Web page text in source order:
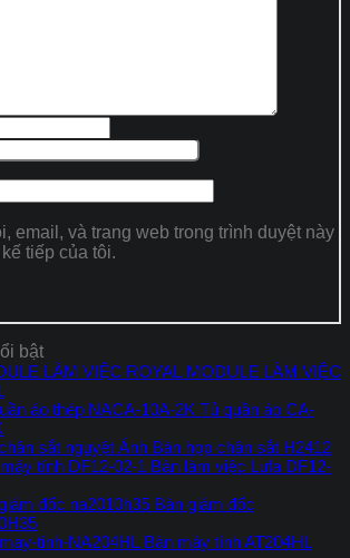
email, và trang web trong trình duyệt này
tiếp của tôi.
bật
MODULE LÀM VIỆC
Tủ quần áo CA-
Bàn họp chân sắt H2412
Bàn làm việc Lufa DF12-
Bàn giám đốc
Bàn máy tính AT204HL